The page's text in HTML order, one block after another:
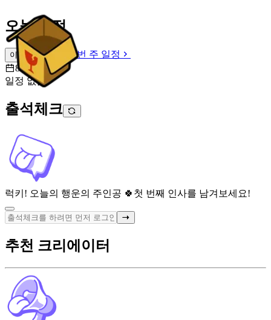
오늘 일정
이번 주 일정
이번 주 일정
8월 6일 [목]
일정 없음
출석체크
럭키! 오늘의 행운의 주인공 🍀 첫 번째 인사를 남겨보세요!
추천 크리에이터